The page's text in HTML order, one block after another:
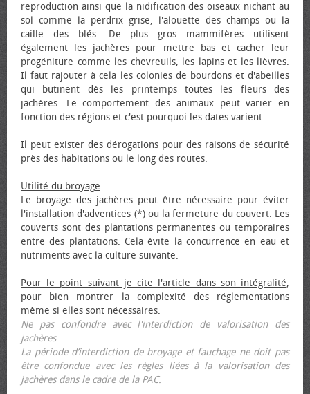
reproduction ainsi que la nidification des oiseaux nichant au
sol comme la perdrix grise, l'alouette des champs ou la
caille des blés. De plus gros mammifères utilisent
également les jachères pour mettre bas et cacher leur
progéniture comme les chevreuils, les lapins et les lièvres.
Il faut rajouter à cela les colonies de bourdons et d'abeilles
qui butinent dès les printemps toutes les fleurs des
jachères. Le comportement des animaux peut varier en
fonction des régions et c'est pourquoi les dates varient.
Il peut exister des dérogations pour des raisons de sécurité
près des habitations ou le long des routes.
Utilité du broyage :
Le broyage des jachères peut être nécessaire pour éviter
l'installation d'adventices (*) ou la fermeture du couvert. Les
couverts sont des plantations permanentes ou temporaires
entre des plantations. Cela évite la concurrence en eau et
nutriments avec la culture suivante.
Pour le point suivant je cite l'article dans son intégralité,
pour bien montrer la complexité des réglementations
même si elles sont nécessaires.
Ne pas confondre avec l'interdiction de valorisation des
jachères
La période d’interdiction de broyage et fauchage ne doit pas
être confondue avec les règles liées à la valorisation des
jachères dans le cadre de la PAC.